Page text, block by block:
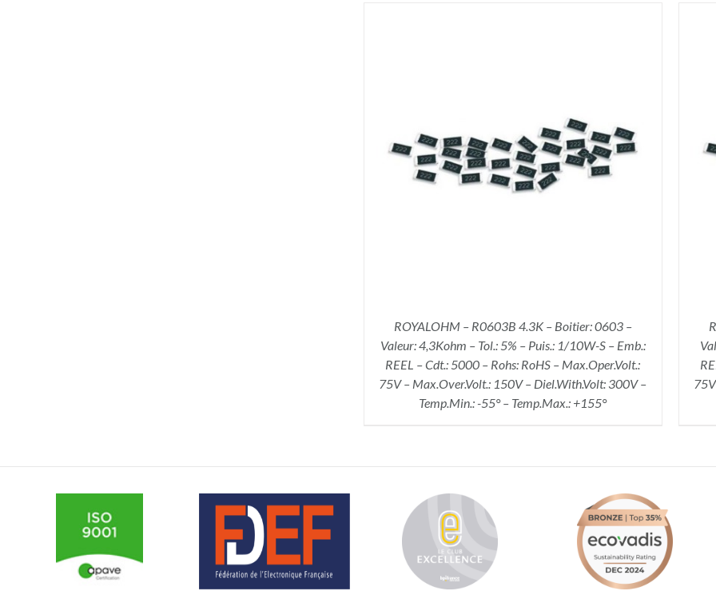
ROYALOHM – R0603B 4.3K – Boitier: 0603 –
Valeur: 4,3Kohm – Tol.: 5% – Puis.: 1/10W-S – Emb.:
REEL – Cdt.: 5000 – Rohs: RoHS – Max.Oper.Volt.:
75V – Max.Over.Volt.: 150V – Diel.With.Volt: 300V –
Temp.Min.: -55° – Temp.Max.: +155°
AJOUTER AU PANIER / DÉTAILS